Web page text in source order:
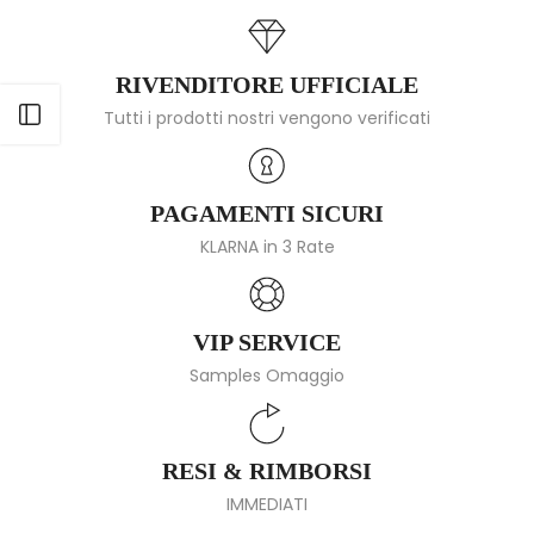
Apri barra laterale
RIVENDITORE UFFICIALE
Tutti i prodotti nostri vengono verificati
PAGAMENTI SICURI
KLARNA in 3 Rate
VIP SERVICE
Samples Omaggio
RESI & RIMBORSI
IMMEDIATI